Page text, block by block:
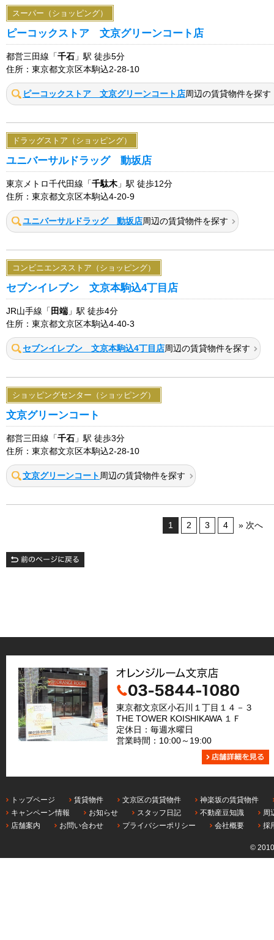
スーパー（ショッピング）
ピーコックストア 文京グリーンコート店
都営三田線「 千石 」駅 徒歩5分
住所：東京都文京区本駒込2-28-10
ピーコックストア 文京グリーンコート店周辺の賃貸物件を探す
ドラッグストア（ショッピング）
ユニバーサルドラッグ 動坂店
東京メトロ千代田線「 千駄木 」駅 徒歩12分
住所：東京都文京区本駒込4-20-9
ユニバーサルドラッグ 動坂店周辺の賃貸物件を探す
コンビニエンスストア（ショッピング）
セブンイレブン 文京本駒込4丁目店
JR山手線「 田端 」駅 徒歩4分
住所：東京都文京区本駒込4-40-3
セブンイレブン 文京本駒込4丁目店周辺の賃貸物件を探す
ショッピングセンター（ショッピング）
文京グリーンコート
都営三田線「 千石 」駅 徒歩3分
住所：東京都文京区本駒込2-28-10
文京グリーンコート 周辺の賃貸物件を探す
1 2 3 4 » 次へ
東京都文京区小石川１丁目１４－３
THE TOWER KOISHIKAWA １Ｆ
定休日：毎週水曜日
営業時間：10:00～19:00
トップページ 賃貸物件 文京区の賃貸物件
神楽坂の賃貸物件
キャンペーン情報
お知らせ スタッフ日記 不動産豆知識
周
店舗案内
お問い合わせ プライバシーポリシー 会社概要 採
©